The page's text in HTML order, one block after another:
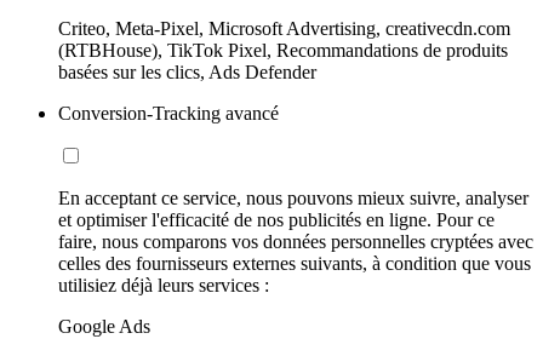
Criteo, Meta-Pixel, Microsoft Advertising, creativecdn.com
(RTBHouse), TikTok Pixel, Recommandations de produits
basées sur les clics, Ads Defender
Conversion-Tracking avancé
En acceptant ce service, nous pouvons mieux suivre, analyser
et optimiser l'efficacité de nos publicités en ligne. Pour ce
faire, nous comparons vos données personnelles cryptées avec
celles des fournisseurs externes suivants, à condition que vous
utilisiez déjà leurs services :
Google Ads